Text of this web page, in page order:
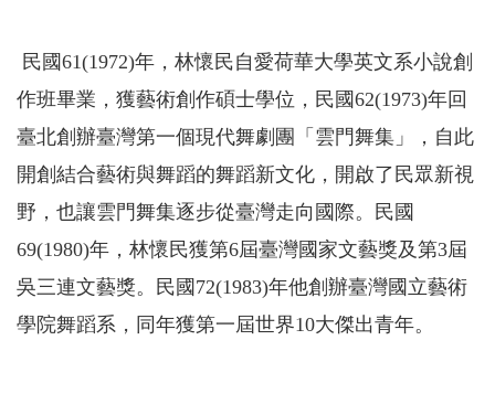
民國61(1972)年，林懷民自愛荷華大學英文系小說創
作班畢業，獲藝術創作碩士學位，民國62(1973)年回
臺北創辦臺灣第一個現代舞劇團「雲門舞集」，自此
開創結合藝術與舞蹈的舞蹈新文化，開啟了民眾新視
野，也讓雲門舞集逐步從臺灣走向國際。民國
69(1980)年，林懷民獲第6屆臺灣國家文藝獎及第3屆
吳三連文藝獎。民國72(1983)年他創辦臺灣國立藝術
學院舞蹈系，同年獲第一屆世界10大傑出青年。